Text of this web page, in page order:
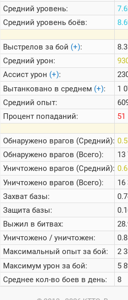
Средний уровень:
Средний уровень боёв:
Выстрелов за бой (+):
Средний урон:
Ассист урон (+):
Вытанковано в среднем (+):
Средний опыт:
Процент попаданий:
Обнаружено врагов (Средний):
Обнаружено врагов (Всего):
Уничтожено врагов (Средний):
Уничтожено врагов (Всего):
Захват базы:
Защита базы:
Выжил в битвах:
Уничтожено / уничтожен:
Максимальный опыт за бой:
Максимум урон за бой:
Среднее кол-во боев в день:
1
51
13
0.6
16
2
5
8